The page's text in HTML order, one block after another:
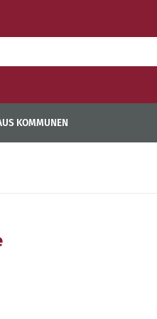
KOMMUNEN